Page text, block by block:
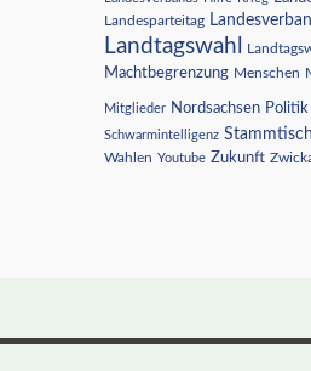
Landesparteitag
Landtagswahl
Machtbegrenzung Menschen
Mitglieder Nordsachsen Politik
Schwarmintelligenz Stammtisch
Wahlen Youtube Zukunft